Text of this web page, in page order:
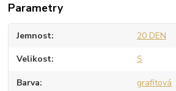
Parametry
Jemnost 20 DEN
Velikost S
Barva grafitová